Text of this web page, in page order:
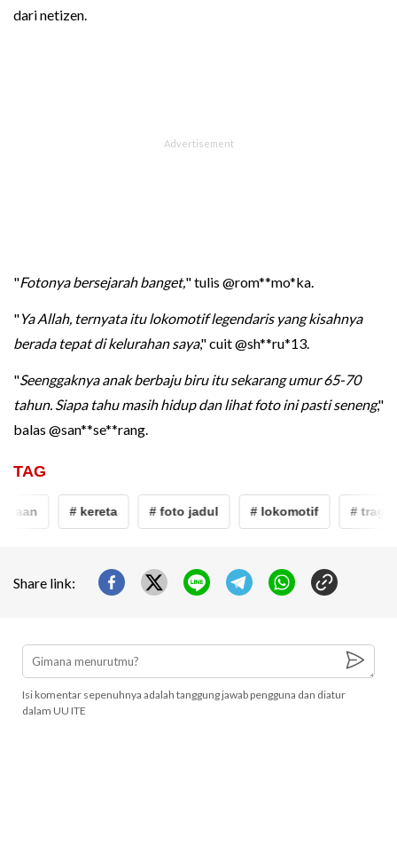
dari netizen.
"Fotonya bersejarah banget," tulis @rom**mo*ka.
"Ya Allah, ternyata itu lokomotif legendaris yang kisahnya
berada tepat di kelurahan saya," cuit @sh**ru*13.
"Seenggaknya anak berbaju biru itu sekarang umur 65-70
tahun. Siapa tahu masih hidup dan lihat foto ini pasti seneng,"
balas @san**se**rang.
TAG
# kereta # foto jadul # lokomotif #
Share link:
Isi komentar sepenuhnya adalah tanggung jawab pengguna dan diatur
dalam UU ITE